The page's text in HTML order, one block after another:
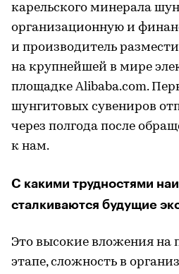
карельского минерала
организационную и
и производитель
на крупнейшей в мире
площадке Alibaba.com.
шунгитовых сувениров
через полгода после
к нам.
С какими трудностями
сталкиваются будущие
Это высокие вложения на
этапе, сложность в